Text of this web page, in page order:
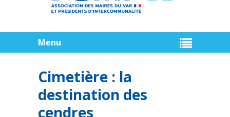
Menu
Cimetière : la
destination des
cendres